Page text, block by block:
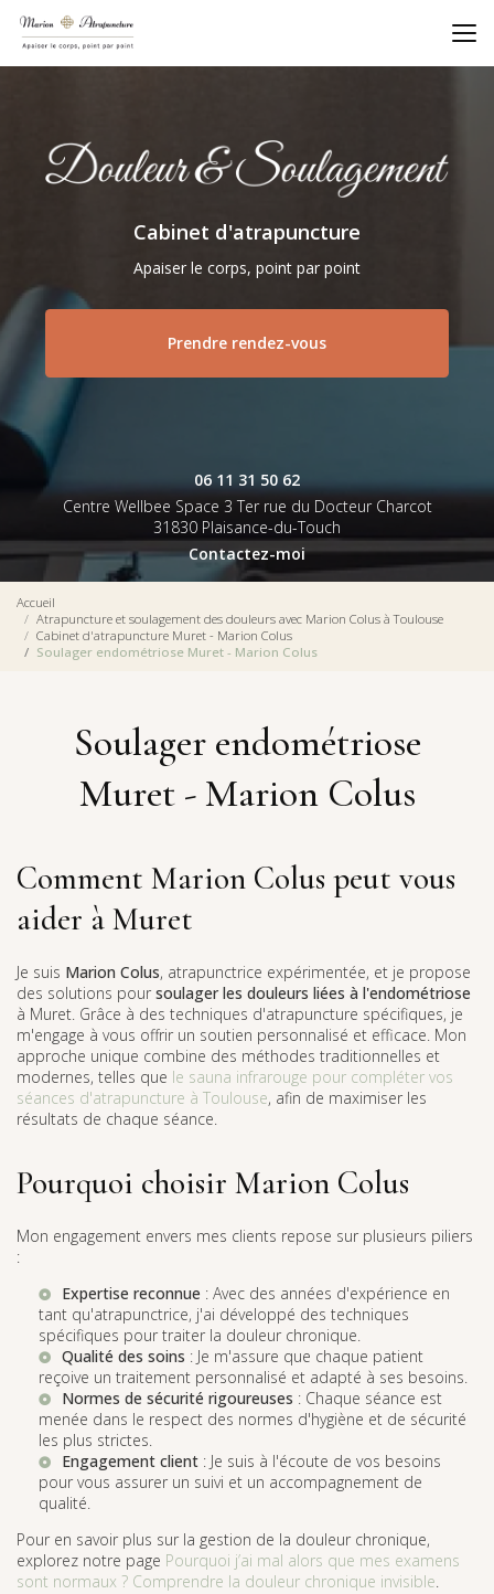
Aller
contenu
principal
Cabinet d'atrapuncture
Apaiser le corps, point par point
Prendre rendez-vous
06 11 31 50 62
Centre Wellbee Space 3 Ter rue du Docteur Charcot
31830 Plaisance-du-Touch
Contactez-moi
Accueil
Atrapuncture et soulagement des douleurs avec Marion Colus à Toulouse
Cabinet d'atrapuncture Muret - Marion Colus
Soulager endométriose Muret - Marion Colus
Soulager endométriose
Muret - Marion Colus
Comment Marion Colus peut vous
aider à Muret
Je suis Marion Colus, atrapunctrice expérimentée, et je propose
des solutions pour soulager les douleurs liées à l'endométriose
à Muret. Grâce à des techniques d'atrapuncture spécifiques, je
m'engage à vous offrir un soutien personnalisé et efficace. Mon
approche unique combine des méthodes traditionnelles et
modernes, telles que le sauna infrarouge pour compléter vos
séances d'atrapuncture à Toulouse, afin de maximiser les
résultats de chaque séance.
Pourquoi choisir Marion Colus
Mon engagement envers mes clients repose sur plusieurs piliers
:
Expertise reconnue : Avec des années d'expérience en
tant qu'atrapunctrice, j'ai développé des techniques
spécifiques pour traiter la douleur chronique.
Qualité des soins : Je m'assure que chaque patient
reçoive un traitement personnalisé et adapté à ses besoins.
Normes de sécurité rigoureuses : Chaque séance est
menée dans le respect des normes d'hygiène et de sécurité
les plus strictes.
Engagement client : Je suis à l'écoute de vos besoins
pour vous assurer un suivi et un accompagnement de
qualité.
Pour en savoir plus sur la gestion de la douleur chronique,
explorez notre page Pourquoi j’ai mal alors que mes examens
sont normaux ? Comprendre la douleur chronique invisible.